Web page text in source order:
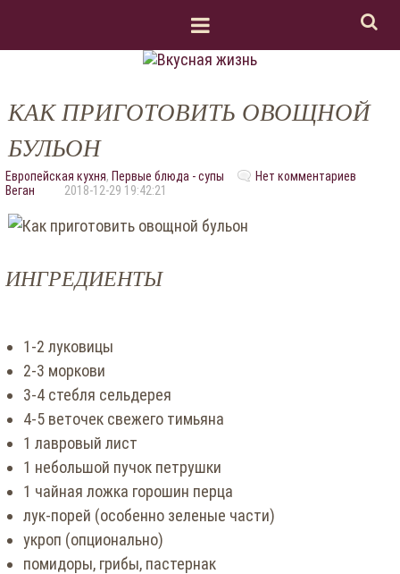
КАК ПРИГОТОВИТЬ ОВОЩНОЙ
БУЛЬОН
Европейская кухня, Первые блюда - супы
Нет комментариев
Веган
2018-12-29 19:42:21
ИНГРЕДИЕНТЫ
1-2 луковицы
2-3 моркови
3-4 стебля сельдерея
4-5 веточек свежего тимьяна
1 лавровый лист
1 небольшой пучок петрушки
1 чайная ложка горошин перца
лук-порей (особенно зеленые части)
укроп (опционально)
помидоры, грибы, пастернак